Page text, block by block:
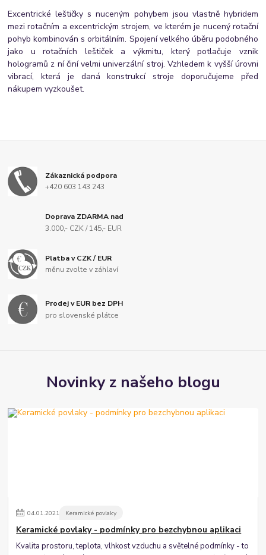
Excentrické leštičky s nuceným pohybem jsou vlastně hybridem
mezi rotačním a excentrickým strojem, ve kterém je nucený rotační
pohyb kombinován s orbitálním. Spojení velkého úběru podobného
jako u rotačních leštiček a výkmitu, který potlačuje vznik
hologramů z ní činí velmi univerzální stroj. Vzhledem k vyšší úrovni
vibrací, která je daná konstrukcí stroje doporučujeme před
nákupem vyzkoušet.
Zákaznická podpora
+420 603 143 243
Doprava ZDARMA nad
3.000,- CZK / 145,- EUR
Platba v CZK / EUR
měnu zvolte v záhlaví
Prodej v EUR bez DPH
pro slovenské plátce
Novinky z našeho blogu
04.01.2021 Keramické povlaky
Keramické povlaky - podmínky pro bezchybnou aplikaci
Kvalita prostoru, teplota, vlhkost vzduchu a světelné podmínky - to